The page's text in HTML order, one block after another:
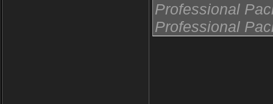
Professional
Professional